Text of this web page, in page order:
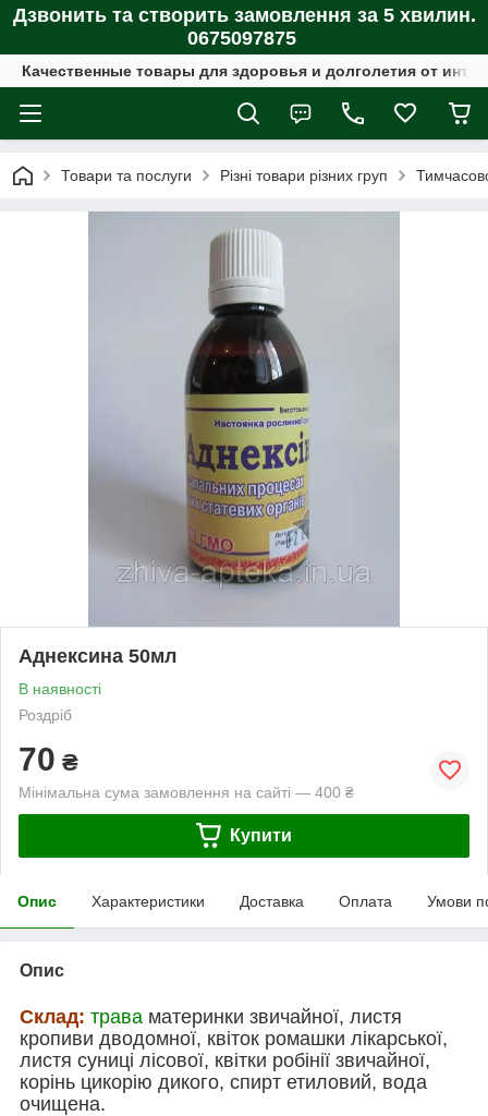
Дзвонить та створить замовлення за 5 хвилин.
0675097875
Качественные товары для здоровья и долголетия от
Товари та послуги Різні товари різних груп
Аднексина 50мл
В наявності
Роздріб
70 ₴
Мінімальна сума замовлення на сайті — 400 ₴
Купити
Опис Характеристики Доставка Оплата Умови
Опис
Склад: трава материнки звичайної, листя
кропиви дводомної, квіток ромашки лікарської,
листя суниці лісової, квітки робінії звичайної,
корінь цикорію дикого, спирт етиловий, вода
очищена.